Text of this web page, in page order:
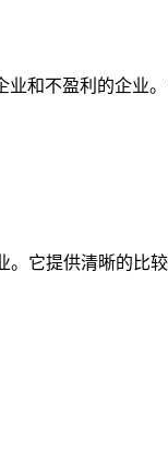
业和不盈利的企
它提供清晰的比